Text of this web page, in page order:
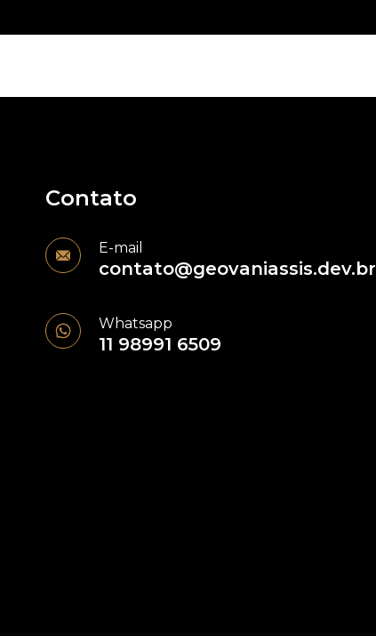
Contato
E-mail
contato@geovaniassis.dev.br
Whatsapp
11 98991 6509